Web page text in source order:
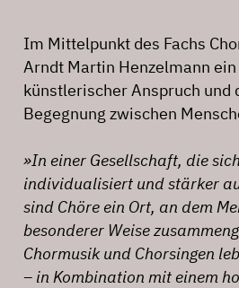
Im Mittelpunkt des Fachs
Arndt Martin Henzelmann
künstlerischer Anspruch und
Begegnung zwischen
»In einer Gesellschaft, die
individualisiert und stärker
sind Chöre ein Ort, an dem
besonderer Weise
Chormusik und Chorsingen
– in Kombination mit einem